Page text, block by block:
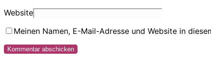
Website
Meinen Namen, E-Mail-Adresse und Website in